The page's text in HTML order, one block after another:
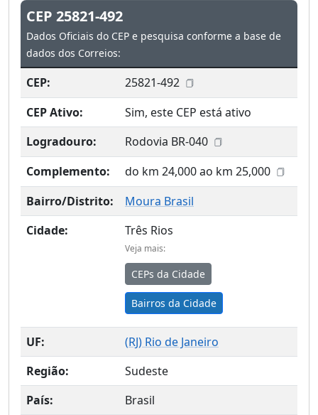
CEP 25821-492
Dados Oficiais do CEP e pesquisa conforme a base de
dados dos Correios:
CEP:
25821-492
CEP Ativo:
Sim, este CEP está ativo
Logradouro:
Rodovia BR-040
Complemento:
do km 24,000 ao km 25,000
Bairro/Distrito:
Moura Brasil
Cidade:
Três Rios
Veja mais:
CEPs da Cidade
Bairros da Cidade
UF: (RJ) Rio de Janeiro
Região:
Sudeste
País:
Brasil